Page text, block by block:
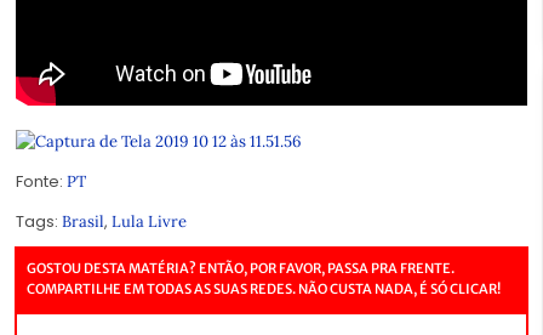
Fonte: PT
Tags: Brasil, Lula Livre
GOSTOU DESTA MATÉRIA? ENTÃO, POR FAVOR, PASSA PRA FRENTE.
COMPARTILHE EM TODAS AS SUAS REDES. NÃO CUSTA NADA, É SÓ CLICAR!